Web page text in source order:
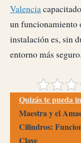
Valencia
un funcionamiento
instalación es, sin
entorno más seguro.
Quizás te pueda
Maestra y el
Cilindros:
Clave